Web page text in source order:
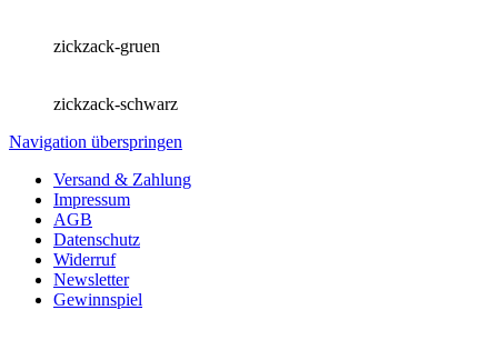
zickzack-gruen
zickzack-schwarz
Navigation überspringen
Versand & Zahlung
Impressum
AGB
Datenschutz
Widerruf
Newsletter
Gewinnspiel